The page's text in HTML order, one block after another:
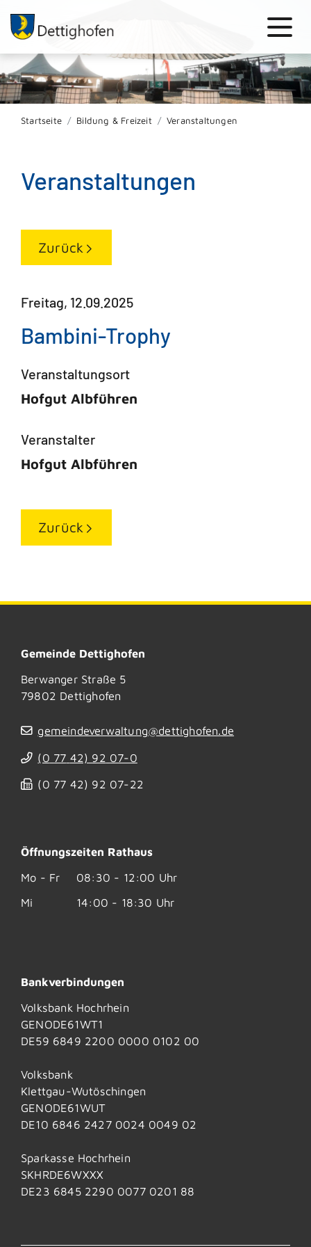
Startseite Bildung & Freizeit Veranstaltungen
Veranstaltungen
Zurück
Freitag, 12.09.2025
Bambini-Trophy
Veranstaltungsort
Hofgut Albführen
Veranstalter
Hofgut Albführen
Zurück
Gemeinde Dettighofen
Berwanger Straße 5
79802 Dettighofen
gemeindeverwaltung@dettighofen.de
(0 77 42) 92 07-0
(0 77 42) 92 07-22
Öffnungszeiten Rathaus
Mo - Fr
08:30 - 12:00 Uhr
Mi
14:00 - 18:30 Uhr
Bankverbindungen
Volksbank Hochrhein
GENODE61WT1
DE59 6849 2200 0000 0102 00
Volksbank
Klettgau-Wutöschingen
GENODE61WUT
DE10 6846 2427 0024 0049 02
Sparkasse Hochrhein
SKHRDE6WXXX
DE23 6845 2290 0077 0201 88